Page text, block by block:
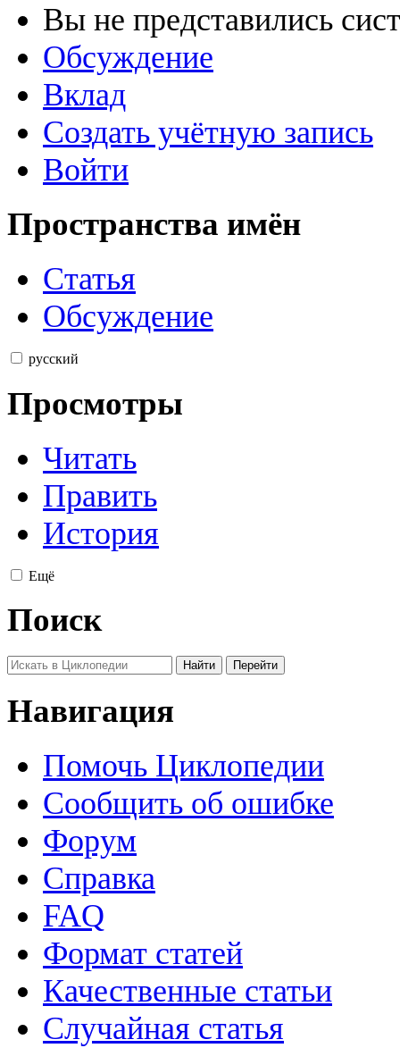
Вы не представились
Обсуждение
Вклад
Создать учётную запись
Войти
Пространства имён
Статья
Обсуждение
русский
Просмотры
Читать
Править
История
Ещё
Поиск
Навигация
Помочь Циклопедии
Сообщить об ошибке
Форум
Справка
FAQ
Формат статей
Качественные статьи
Случайная статья